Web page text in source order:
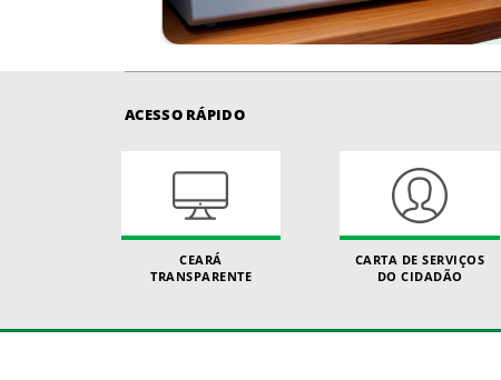
ACESSO RÁPIDO
CEARÁ
TRANSPARENTE
CARTA DE SERVIÇOS
DO CIDADÃO